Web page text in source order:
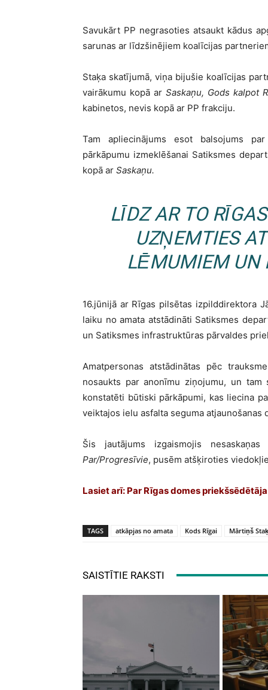
Savukārt PP negrasoties atsaukt kādus
sarunas ar līdzšinējiem koalīcijas
Staķa skatījumā, viņa bijušie koalīcijas
vairākumu kopā arSaskaņu, Gods kalpot
kabinetos, nevis kopā ar PP frakciju.
Tam apliecinājums esot balsojums
pārkāpumu izmeklēšanai Satiksmes
kopā ar Saskaņu.
LĪDZ AR TO
UZŅEMTIES
LĒMUMIEM UN
16.jūnijā ar Rīgas pilsētas izpilddirektora
laiku no amata atstādināti Satiksmes
un Satiksmes infrastruktūras pārvaldes
Amatpersonas atstādinātas pēc
nosaukts par anonīmu ziņojumu, un tam
konstatēti būtiski pārkāpumi, kas liecina
veiktajos ielu asfalta seguma atjaunošanas
Šis jautājums izgaismojis
Par/Progresīvie, pusēm atšķiroties
Lasiet arī: Par Rīgas domes
TAGS atkāpjas no amata Kods Rīgai Mārtiņš
SAISTĪTIE RAKSTI